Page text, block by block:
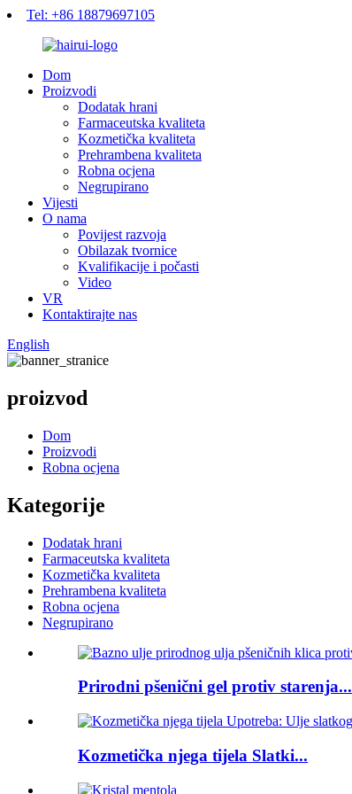
Tel: +86 18879697105
Dom
Proizvodi
Dodatak hrani
Farmaceutska kvaliteta
Kozmetička kvaliteta
Prehrambena kvaliteta
Robna ocjena
Negrupirano
Vijesti
O nama
Povijest razvoja
Obilazak tvornice
Kvalifikacije i počasti
Video
VR
Kontaktirajte nas
English
proizvod
Dom
Proizvodi
Robna ocjena
Kategorije
Dodatak hrani
Farmaceutska kvaliteta
Kozmetička kvaliteta
Prehrambena kvaliteta
Robna ocjena
Negrupirano
Prirodni pšenični gel protiv starenja...
Kozmetička njega tijela Slatki...